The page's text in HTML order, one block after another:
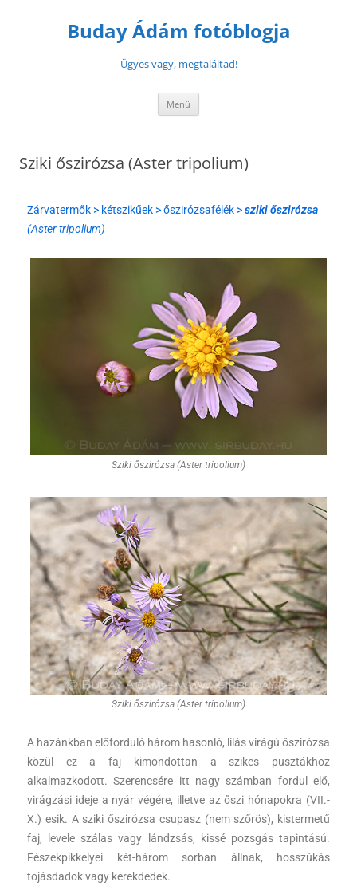
Buday Ádám fotóblogja
Ügyes vagy, megtaláltad!
Menü
Sziki őszirózsa (Aster tripolium)
Zárvatermők > kétszikűek > őszirózsafélék >sziki őszirózsa
(Aster tripolium)
Sziki őszirózsa (Aster tripolium)
Sziki őszirózsa (Aster tripolium)
A hazánkban előforduló három hasonló, lilás virágú őszirózsa
közül ez a faj kimondottan a szikes pusztákhoz
alkalmazkodott. Szerencsére itt nagy számban fordul elő,
virágzási ideje a nyár végére, illetve az őszi hónapokra (VII.-
X.) esik. A sziki őszirózsa csupasz (nem szőrös), kistermetű
faj, levele szálas vagy lándzsás, kissé pozsgás tapintású.
Fészekpikkelyei két-három sorban állnak, hosszúkás
tojásdadok vagy kerekdedek.